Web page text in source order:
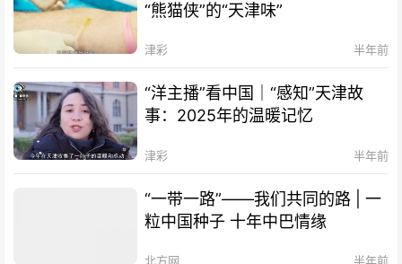
“熊猫侠”的“天津味”
津彩 半年前
“洋主播”看中国｜“感知”天津故
事：2025年的温暖记忆
津彩 半年前
“一带一路”——我们共同的路 | 一
粒中国种子 十年中巴情缘
北方网 半年前